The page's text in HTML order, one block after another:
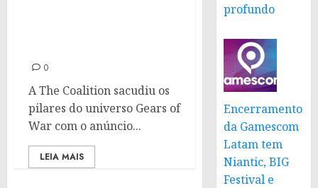
0
A The Coalition sacudiu os
pilares do universo Gears of
War com o anúncio...
LEIA MAIS
profundo
Encerramento
da Gamescom
Latam tem
Niantic, BIG
Festival e